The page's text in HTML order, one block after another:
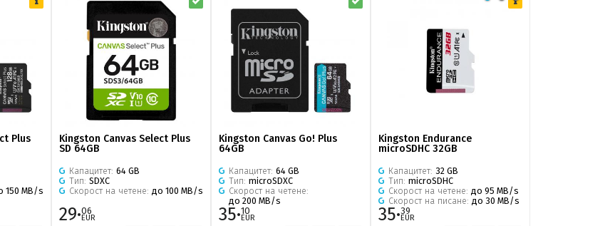
Plus
150 MB/s
Kingston Canvas Select Plus
SD 64GB
Капацитет: 64 GB
Тип: SDXC
Скорост на четене: до 100 MB/s
29·06
EUR
Kingston Canvas Go! Plus
64GB
Капацитет: 64 GB
Тип: microSDXC
Скорост на четене:
до 200 MB/s
35·10
EUR
Kingston Endurance
microSDHC 32GB
Капацитет: 32 GB
Тип: microSDHC
Скорост на четене: до 95 MB/s
Скорост на писане: до 30 MB/s
35·39
EUR